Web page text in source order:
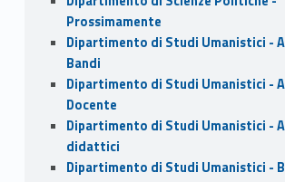
Prossimamente
Dipartimento di Studi Umanistici -
Bandi
Dipartimento di Studi Umanistici -
Docente
Dipartimento di Studi Umanistici -
didattici
Dipartimento di Studi Umanistici -